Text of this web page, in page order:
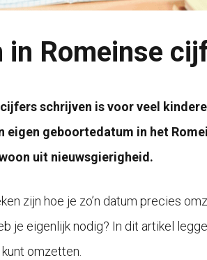
in Romeinse
schrijven is voor veel
eigen geboortedatum in het
uit nieuwsgierigheid.
zijn hoe je zo’n datum precies
je eigenlijk nodig? In dit artikel
omzetten.